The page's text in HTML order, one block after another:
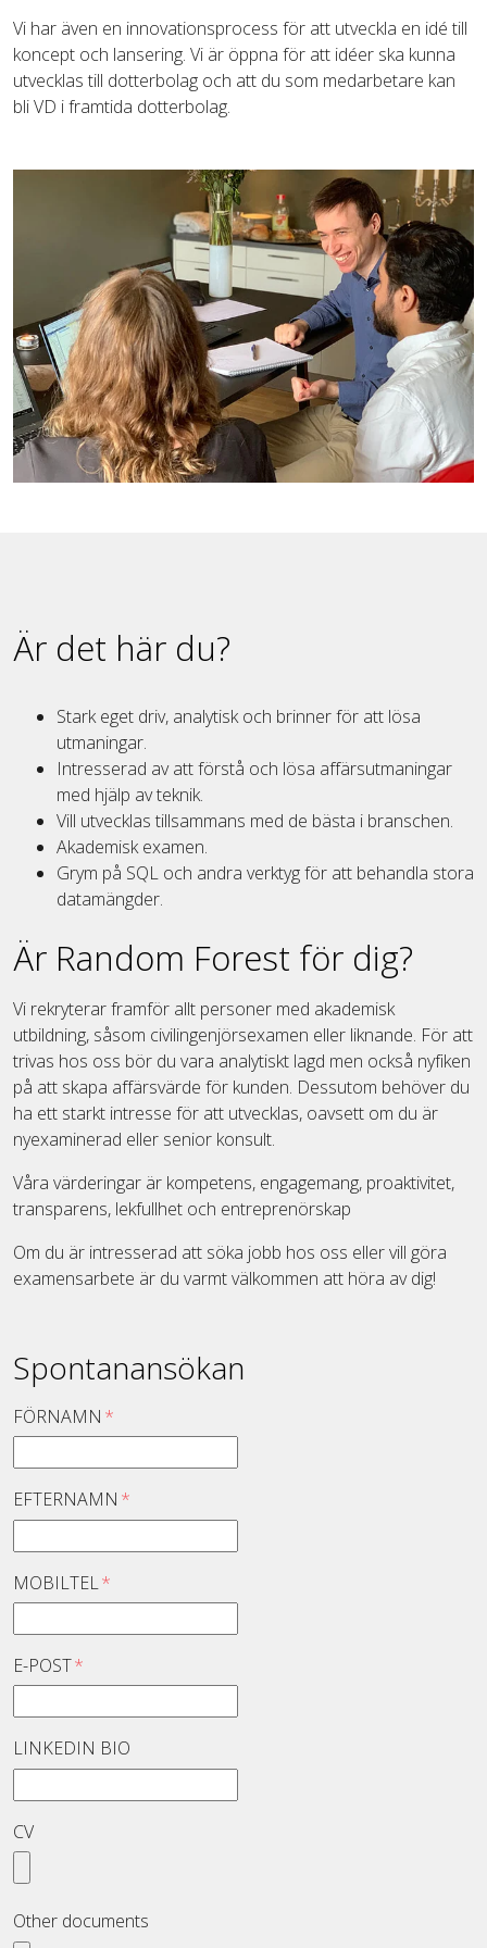
Vi har även en innovationsprocess för att utveckla en idé till
koncept och lansering. Vi är öppna för att idéer ska kunna
utvecklas till dotterbolag och att du som medarbetare kan
bli VD i framtida dotterbolag.
Är det här du?
Stark eget driv, analytisk och brinner för att lösa
utmaningar.
Intresserad av att förstå och lösa affärsutmaningar
med hjälp av teknik.
Vill utvecklas tillsammans med de bästa i branschen.
Akademisk examen.
Grym på SQL och andra verktyg för att behandla stora
datamängder.
Är Random Forest för dig?
Vi rekryterar framför allt personer med akademisk
utbildning, såsom civilingenjörsexamen eller liknande. För att
trivas hos oss bör du vara analytiskt lagd men också nyfiken
på att skapa affärsvärde för kunden. Dessutom behöver du
ha ett starkt intresse för att utvecklas, oavsett om du är
nyexaminerad eller senior konsult.
Våra värderingar är kompetens, engagemang, proaktivitet,
transparens, lekfullhet och entreprenörskap
Om du är intresserad att söka jobb hos oss eller vill göra
examensarbete är du varmt välkommen att höra av dig!
Spontanansökan
FÖRNAMN *
EFTERNAMN *
MOBILTEL*
E-POST*
LINKEDIN BIO
CV
Other documents